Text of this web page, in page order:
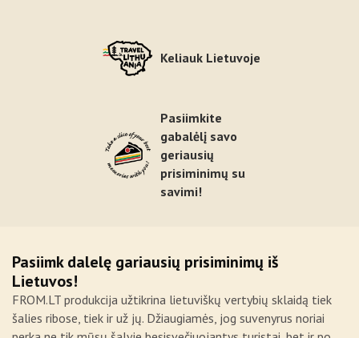
Keliauk Lietuvoje
Pasiimkite
gabalėlį savo
geriausių
prisiminimų su
savimi!
Pasiimk dalelę gariausių prisiminimų iš
Lietuvos!
FROM.LT produkcija užtikrina lietuviškų vertybių sklaidą tiek
šalies ribose, tiek ir už jų. Džiaugiamės, jog suvenyrus noriai